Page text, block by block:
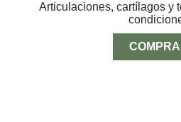
Articulaciones, cartílagos y